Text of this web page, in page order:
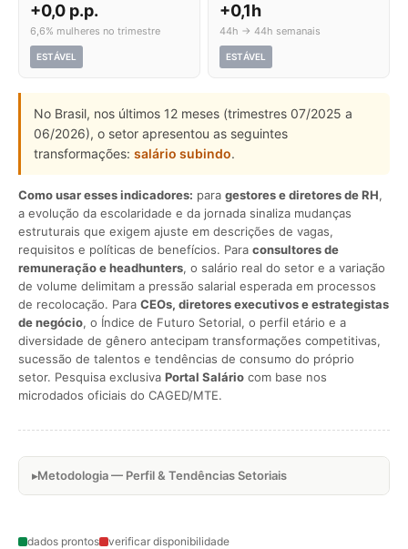
+0,0 p.p.
6,6% mulheres no trimestre
ESTÁVEL
+0,1h
44h → 44h semanais
ESTÁVEL
No Brasil, nos últimos 12 meses (trimestres 07/2025 a
06/2026), o setor apresentou as seguintes
transformações: salário subindo.
Como usar esses indicadores: para gestores e diretores de RH,
a evolução da escolaridade e da jornada sinaliza mudanças
estruturais que exigem ajuste em descrições de vagas,
requisitos e políticas de benefícios. Para consultores de
remuneração e headhunters, o salário real do setor e a variação
de volume delimitam a pressão salarial esperada em processos
de recolocação. Para CEOs, diretores executivos e estrategistas
de negócio, o Índice de Futuro Setorial, o perfil etário e a
diversidade de gênero antecipam transformações competitivas,
sucessão de talentos e tendências de consumo do próprio
setor. Pesquisa exclusiva Portal Salário com base nos
microdados oficiais do CAGED/MTE.
Metodologia — Perfil & Tendências Setoriais
dados prontos verificar disponibilidade